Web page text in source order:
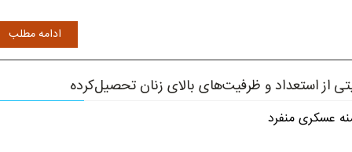
ادامه مطلب
از استعداد و ظرفیت‌های بالای زنان تحصیل‌کرده
عسکری منفرد